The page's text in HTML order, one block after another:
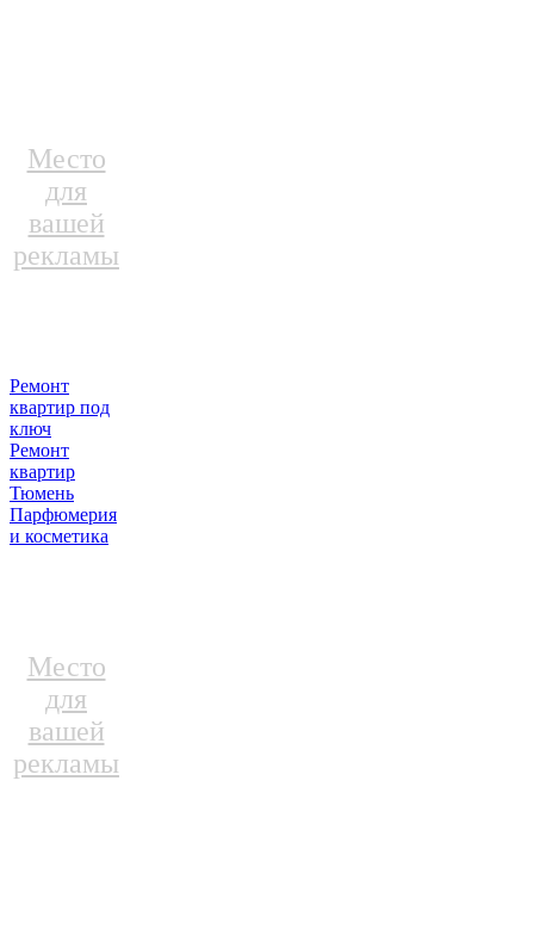
Место
для
вашей
рекламы
Ремонт
квартир под
ключ
Ремонт
квартир
Тюмень
Парфюмерия
и косметика
Место
для
вашей
рекламы